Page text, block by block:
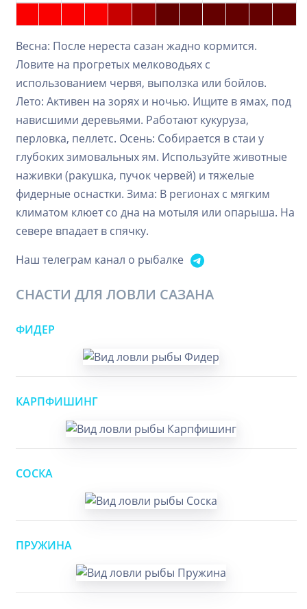
Весна: После нереста сазан жадно кормится.
Ловите на прогретых мелководьях с
использованием червя, выползка или бойлов.
Лето: Активен на зорях и ночью. Ищите в ямах, под
нависшими деревьями. Работают кукуруза,
перловка, пеллетс. Осень: Собирается в стаи у
глубоких зимовальных ям. Используйте животные
наживки (ракушка, пучок червей) и тяжелые
фидерные оснастки. Зима: В регионах с мягким
климатом клюет со дна на мотыля или опарыша. На
севере впадает в спячку.
Наш телеграм канал о рыбалке
СНАСТИ ДЛЯ ЛОВЛИ САЗАНА
ФИДЕР
КАРПФИШИНГ
СОСКА
ПРУЖИНА